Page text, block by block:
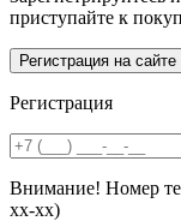
приступайте к
Регистрация
Внимание! Номер
хх-хх)